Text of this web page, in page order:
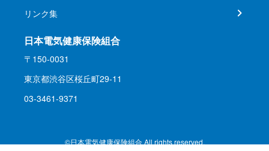
リンク集
日本電気健康保険組合
〒150-0031
東京都渋谷区桜丘町29-11
03-3461-9371
©日本電気健康保険組合 All rights reserved.